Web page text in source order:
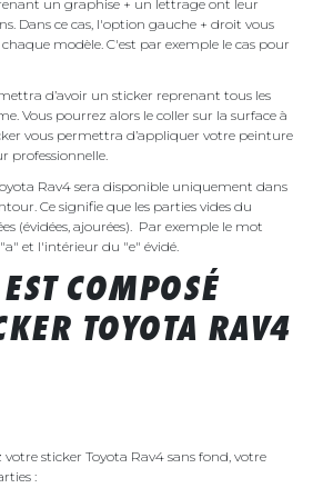
un graphise + un lettrage ont leur
Dans ce cas, l'option gauche + droit vous
modèle. C'est par exemple le cas pour
d’avoir un sticker reprenant tous les
Vous pourrez alors le coller sur la surface à
vous permettra d’appliquer votre peinture
professionnelle.
Rav4 sera disponible uniquement dans
Ce signifie que les parties vides du
(évidées, ajourées). Par exemple le mot
et l'intérieur du "e" évidé.
COMPOSÉ
TOYOTA RAV4
sticker Toyota Rav4 sans fond, votre
: